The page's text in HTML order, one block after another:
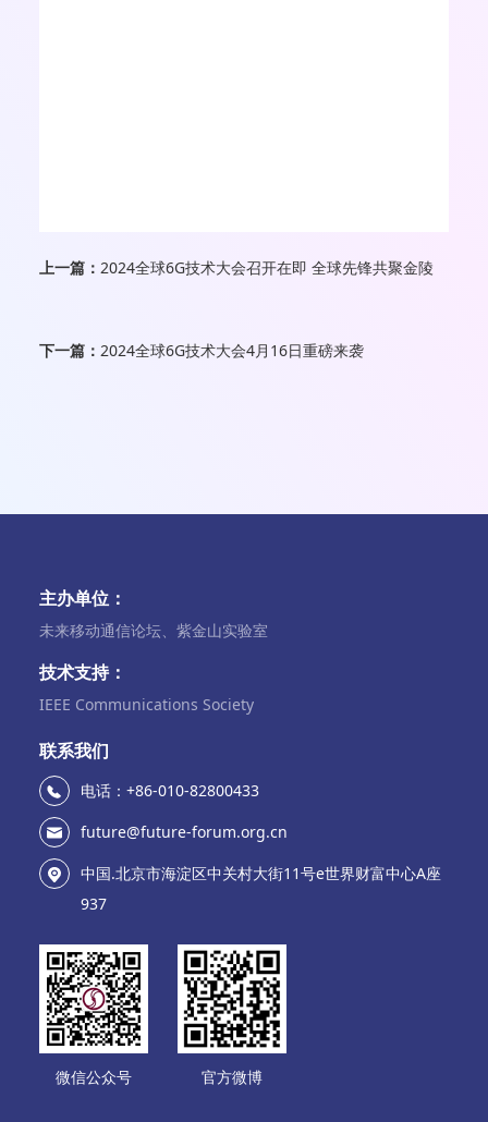
上一篇： 2024全球6G技术大会召开在即 全球先锋共聚金陵
下一篇： 2024全球6G技术大会4月16日重磅来袭
主办单位：
未来移动通信论坛、紫金山实验室
技术支持：
IEEE Communications Society
联系我们
电话：+86-010-82800433
future@future-forum.org.cn
中国.北京市海淀区中关村大街11号e世界财富中心A座
937
微信公众号 官方微博